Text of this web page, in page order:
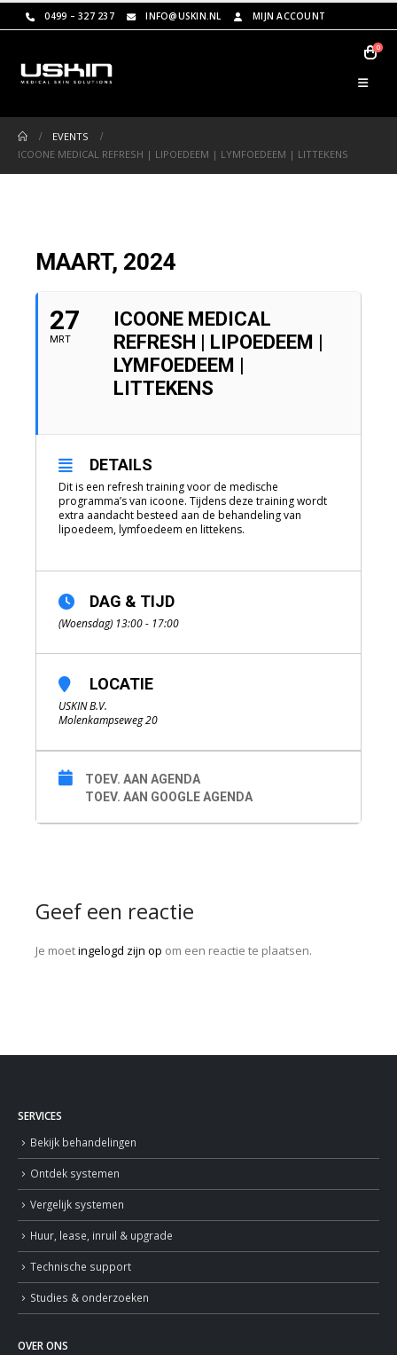
0499 – 327 237 INFO@USKIN.NL MIJN ACCOUNT
0
EVENTS
ICOONE MEDICAL REFRESH | LIPOEDEEM | LYMFOEDEEM | LITTEKENS
MAART, 2024
27
MRT
ICOONE MEDICAL
REFRESH | LIPOEDEEM |
LYMFOEDEEM |
LITTEKENS
DETAILS
Dit is een refresh training voor de medische
programma’s van icoone. Tijdens deze training wordt
extra aandacht besteed aan de behandeling van
lipoedeem, lymfoedeem en littekens.
DAG & TIJD
(Woensdag) 13:00 - 17:00
LOCATIE
USKIN B.V.
Molenkampseweg 20
TOEV. AAN AGENDA
TOEV. AAN GOOGLE AGENDA
Geef een reactie
Je moetingelogd zijn op om een reactie te plaatsen.
SERVICES
Bekijk behandelingen
Ontdek systemen
Vergelijk systemen
Huur, lease, inruil & upgrade
Technische support
Studies & onderzoeken
OVER ONS